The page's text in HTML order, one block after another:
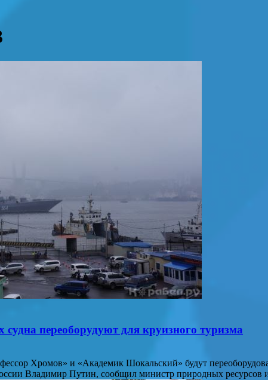
судна переоборудуют для круизного туризма
Хромов» и «Академик Шокальский» будут
Владимир Путин, сообщил министр природных